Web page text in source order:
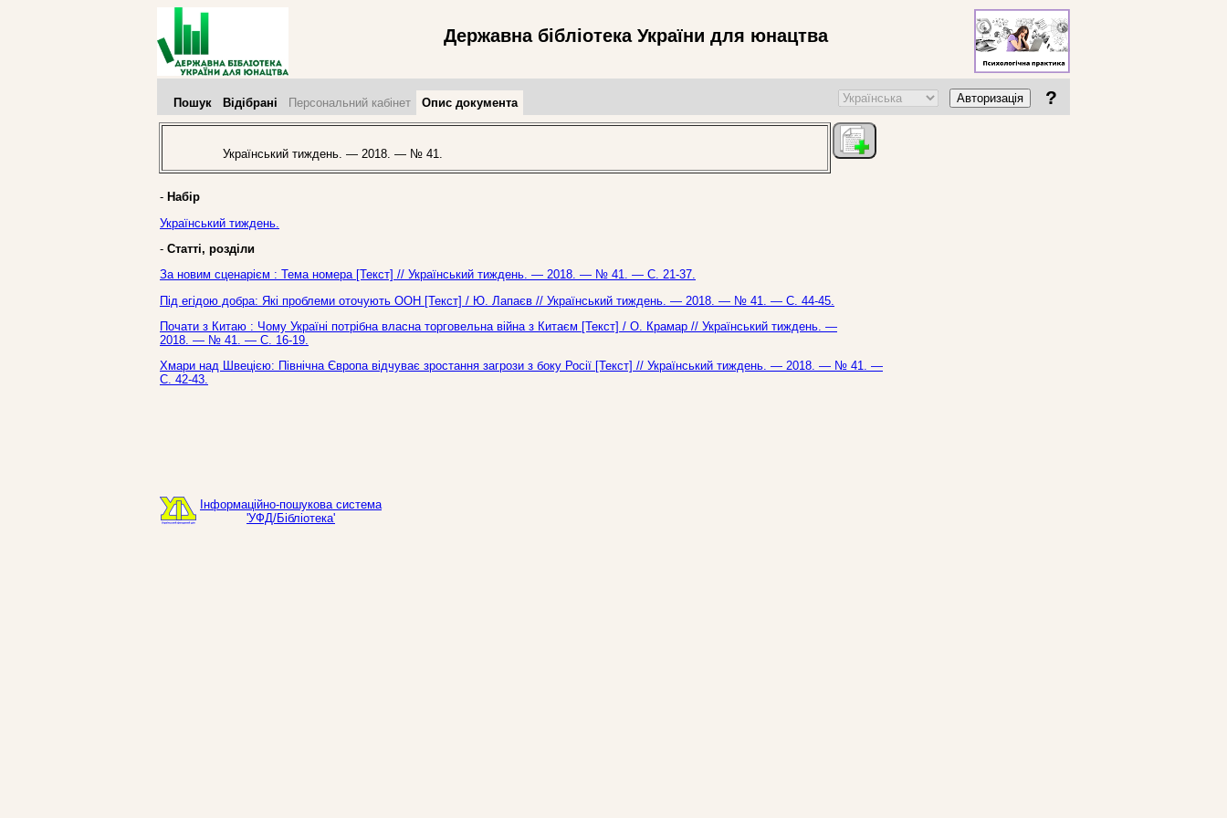
Державна бібліотека України для юнацтва
Пошук Відібрані Персональний кабінет Опис документа Авторизація ?
Український тиждень. — 2018. — № 41.
- Набір
Український тиждень.
- Статті, розділи
За новим сценарієм : Тема номера [Текст] // Український тиждень. — 2018. — № 41. — С. 21-37.
Під егідою добра: Які проблеми оточують ООН [Текст] / Ю. Лапаєв // Український тиждень. — 2018. — № 41. — С. 44-45.
Почати з Китаю : Чому Україні потрібна власна торговельна війна з Китаєм [Текст] / О. Крамар // Український тиждень. —
2018. — № 41. — С. 16-19.
Хмари над Швецією: Північна Європа відчуває зростання загрози з боку Росії [Текст] // Український тиждень. — 2018. — № 41. —
С. 42-43.
Інформаційно-пошукова система
'УФД/Бібліотека'